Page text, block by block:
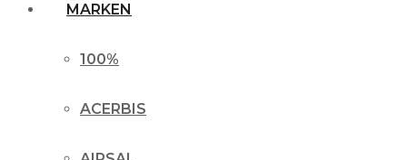
MARKEN
100%
ACERBIS